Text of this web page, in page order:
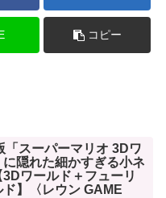
コピー
スーパーマリオ 3Dワ
に隠れた細かすぎる小ネ
3Dワールド＋フューリ
ド】〈レウン GAME